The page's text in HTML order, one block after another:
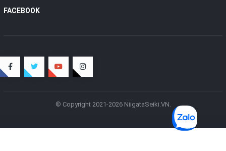
FACEBOOK
© Copyright 2021-2026 NiigataSeiki.VN.